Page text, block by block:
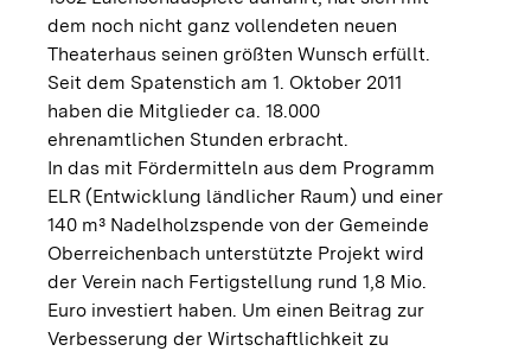
dem noch nicht ganz vollendeten neuen
Theaterhaus seinen größten Wunsch erfüllt.
Seit dem Spatenstich am 1. Oktober 2011
haben die Mitglieder ca. 18.000
ehrenamtlichen Stunden erbracht.
In das mit Fördermitteln aus dem Programm
ELR (Entwicklung ländlicher Raum) und einer
140 m³ Nadelholzspende von der Gemeinde
Oberreichenbach unterstützte Projekt wird
der Verein nach Fertigstellung rund 1,8 Mio.
Euro investiert haben. Um einen Beitrag zur
Verbesserung der Wirtschaftlichkeit zu